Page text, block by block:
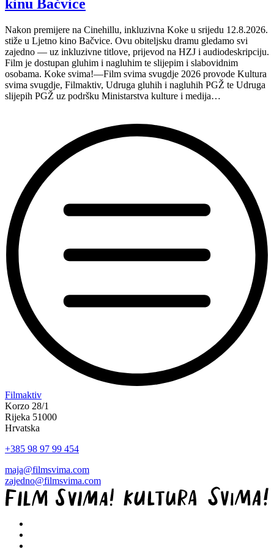
turneju
Hvaru”
kinu Bačvice
Nakon premijere na Cinehillu, inkluzivna Koke u srijedu 12.8.2026.
stiže u Ljetno kino Bačvice. Ovu obiteljsku dramu gledamo svi
zajedno — uz inkluzivne titlove, prijevod na HZJ i audiodeskripciju.
Film je dostupan gluhim i nagluhim te slijepim i slabovidnim
osobama. Koke svima!—Film svima svugdje 2026 provode Kultura
svima svugdje, Filmaktiv, Udruga gluhih i nagluhih PGŽ te Udruga
slijepih PGŽ uz podršku Ministarstva kulture i medija…
“Koke
svima
—
inkluzivna
svima
Kino
Mediteran
projekcija
u
kinu
Bačvice”
Filmaktiv
Korzo 28/1
Rijeka 51000
Hrvatska
+385 98 97 99 454
maja@filmsvima.com
zajedno@filmsvima.com